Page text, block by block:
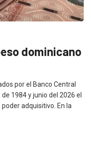
dominicano
por el Banco Central
1984 y junio del 2026 el
adquisitivo. En la